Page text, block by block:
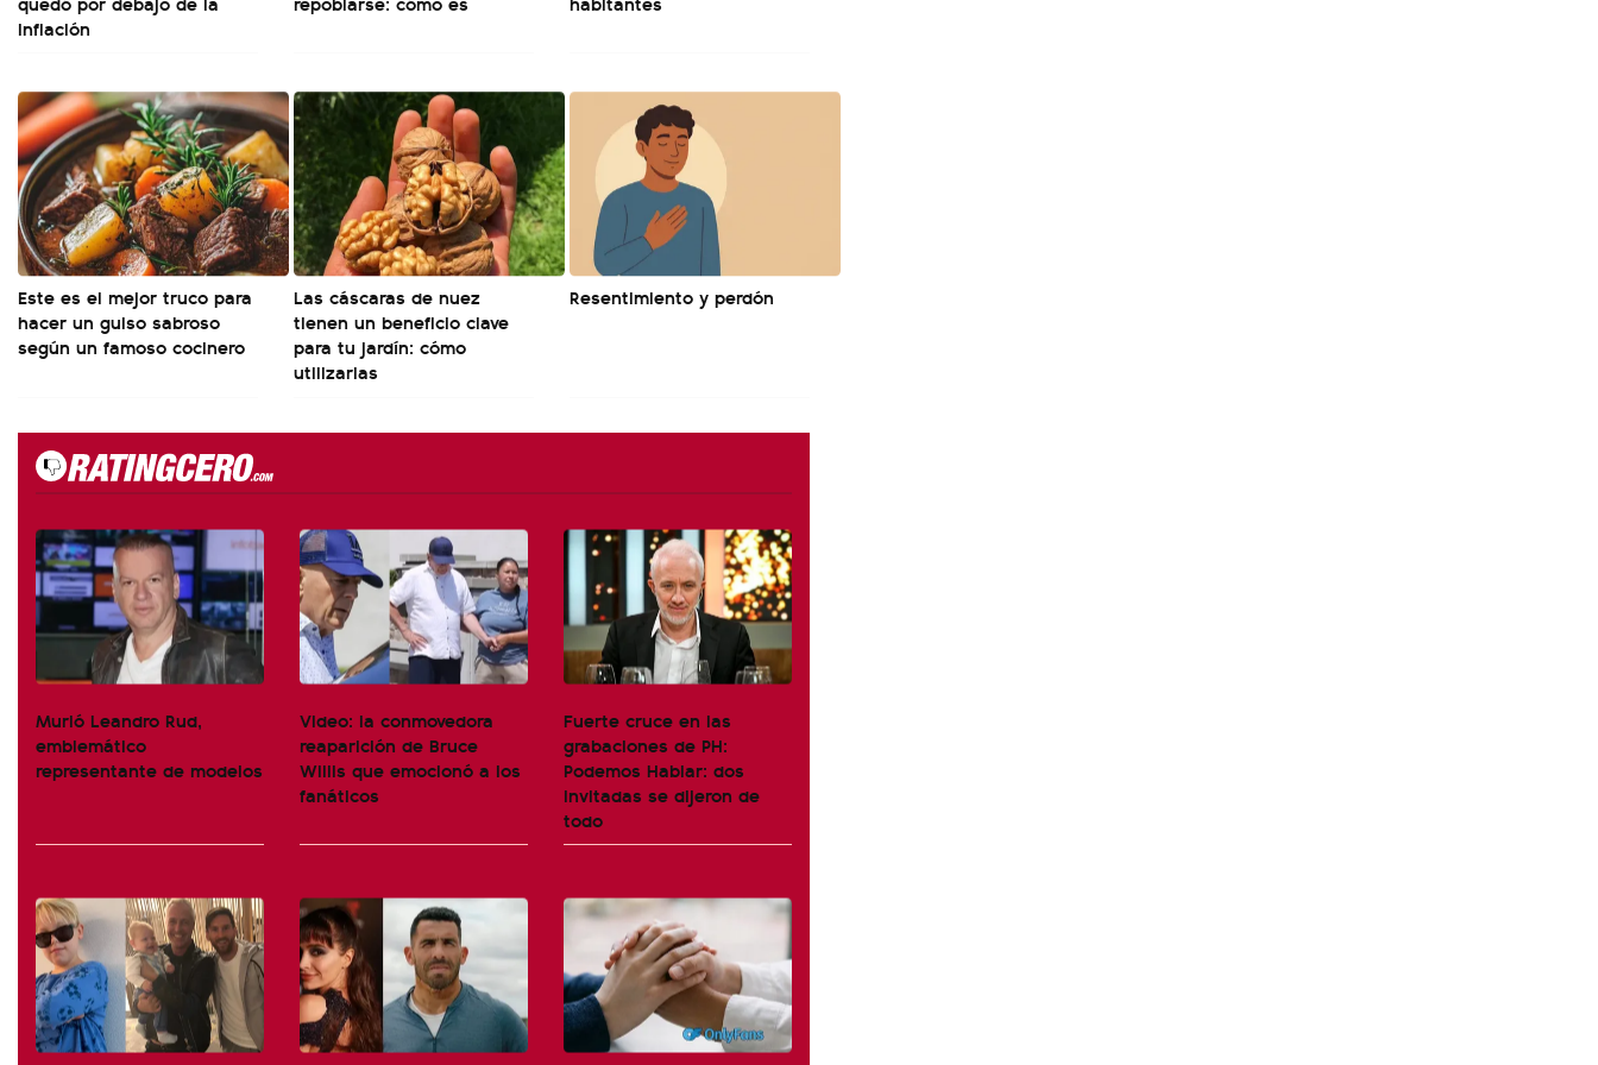
inflación
Este es el mejor truco para
hacer un guiso sabroso
según un famoso cocinero
Las cáscaras de nuez
tienen un beneficio clave
para tu jardín: cómo
utilizarlas
Resentimiento y perdón
Murió Leandro Rud,
emblemático
representante de modelos
Video: la conmovedora
reaparición de Bruce
Willis que emocionó a los
fanáticos
Fuerte cruce en las
grabaciones de PH:
Podemos Hablar: dos
invitadas se dijeron de
todo